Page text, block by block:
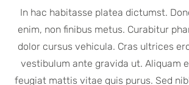
In hac habitasse platea dictumst.
enim, non finibus metus. Curabitur
dolor cursus vehicula. Cras ultrices
vestibulum ante gravida ut. Aliquam
feugiat mattis vitae quis purus. Sed